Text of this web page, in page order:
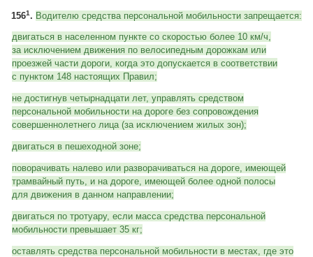
1561. Водителю средства персональной мобильности запрещается:
двигаться в населенном пункте со скоростью более 10 км/ч,
за исключением движения по велосипедным дорожкам или
проезжей части дороги, когда это допускается в соответствии
с пунктом 148 настоящих Правил;
не достигнув четырнадцати лет, управлять средством
персональной мобильности на дороге без сопровождения
совершеннолетнего лица (за исключением жилых зон);
двигаться в пешеходной зоне;
поворачивать налево или разворачиваться на дороге, имеющей
трамвайный путь, и на дороге, имеющей более одной полосы
для движения в данном направлении;
двигаться по тротуару, если масса средства персональной
мобильности превышает 35 кг;
оставлять средства персональной мобильности в местах, где это